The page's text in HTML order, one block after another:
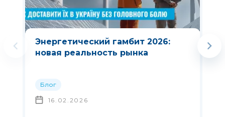
Энергетический гамбит 2026:
новая реальность рынка
Блог
16.02.2026